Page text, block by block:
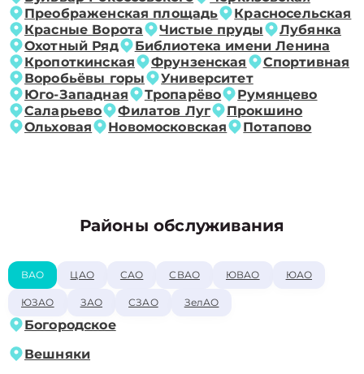
Преображенская площадь
Красносельская
Красные Ворота
Чистые пруды
Лубянка
Охотный Ряд
Библиотека имени Ленина
Кропоткинская
Фрунзенская
Спортивная
Воробьёвы горы
Университет
Юго-Западная
Тропарёво
Румянцево
Саларьево
Филатов Луг
Прокшино
Ольховая
Новомосковская Потапово
Районы обслуживания
ВАО ЦАО САО СВАО ЮВАО ЮАО
ЮЗАО ЗАО СЗАО ЗелАО
Богородское
Вешняки